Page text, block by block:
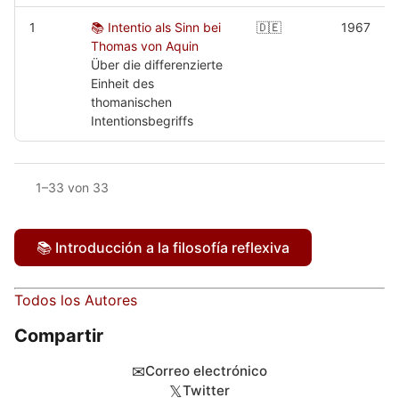
1
📚 Intentio als Sinn bei
Thomas von Aquin
Über die differenzierte
Einheit des
thomanischen
Intentionsbegriffs
🇩🇪 1967
1–33 von 33
📚 Introducción a la filosofía reflexiva
Todos los Autores
Compartir
✉Correo electrónico
𝕏Twitter